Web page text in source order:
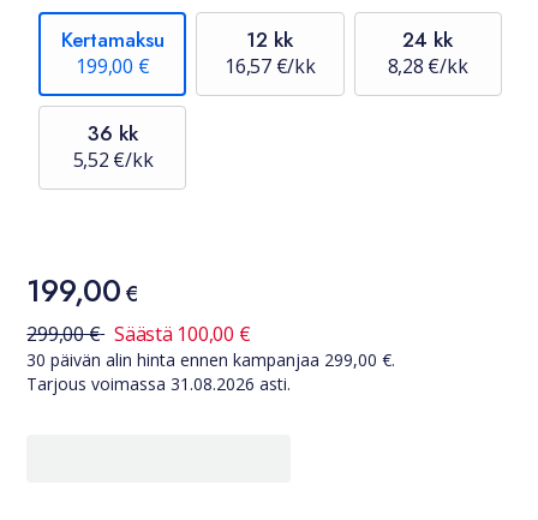
Kertamaksu
199,00 €
12 kk
16,57 €/kk
24 kk
8,28 €/kk
36 kk
5,52 €/kk
Hinta
199,00 €
199,00€
30 päivän alin hinta ennen kampanjaa
299,00€ Säästä 100,00 €
30 päivän alin hinta ennen kampanjaa 299,00 €.
Tarjous voimassa31.08.2026 asti.